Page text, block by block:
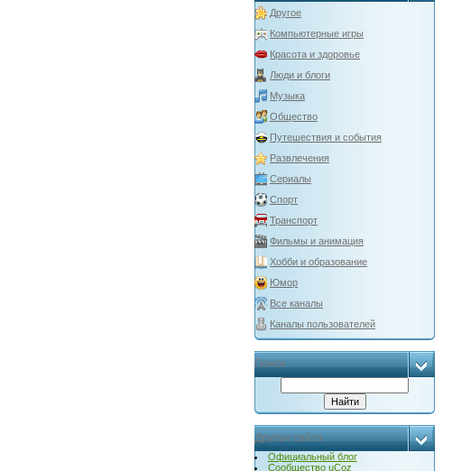
Другое
Компьютерные игры
Красота и здоровье
Люди и блоги
Музыка
Общество
Путешествия и события
Развлечения
Сериалы
Спорт
Транспорт
Фильмы и анимация
Хобби и образование
Юмор
Все каналы
Каналы пользователей
Поиск
Друзья сайта
Официальный блог
Сообщество uCoz